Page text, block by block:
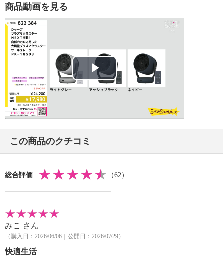
・約１．８ｍ
【消費電力】
・風量「１０」：２０Ｗ（上下・左右首振りあり時）
・風量「１」：２Ｗ（上下・左右首振りなし時）
【電気代（目安）】
・風量「１０」運転時：約４．９６円
※電気代計算式：２０Ｗ（電力）×４８０（分）×３１
（電力料金目安）×１（回／１日）×１（日）≒４．９
６
・風量「１」運転時：約０．５円
（電力料金目安）×１（回／１日）×１（日）≒０．４
【適用面積】
・プラズマクラスター適用床面積（目安）：約１０畳
（約１７平方メートル）
央（床上１．２ｍ）で
５００００個／立方センチメートルのイオンが計測
できる床面積の目安
【運転音】
商品動画を見る
Play
この商品のクチコミ
総合評価 （62）
みこ さん
（購入日：2026/06/06｜公開日：2026/07/29）
快適生活